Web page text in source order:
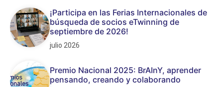
¡Participa en las Ferias Internacionales de
búsqueda de socios eTwinning de
septiembre de 2026!
julio 2026
Premio Nacional 2025: BrAInY, aprender
pensando, creando y colaborando